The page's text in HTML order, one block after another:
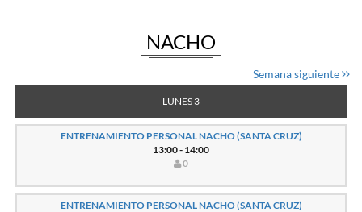
NACHO
Semana siguiente
LUNES 3
ENTRENAMIENTO PERSONAL NACHO (SANTA CRUZ)
13:00 - 14:00
0
ENTRENAMIENTO PERSONAL NACHO (SANTA CRUZ)